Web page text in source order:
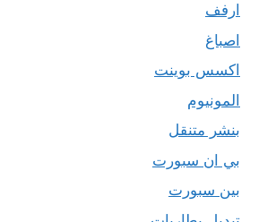
ارفف
اصباغ
اكسس بوينت
المونيوم
بنشر متنقل
بي ان سبورت
بين سبورت